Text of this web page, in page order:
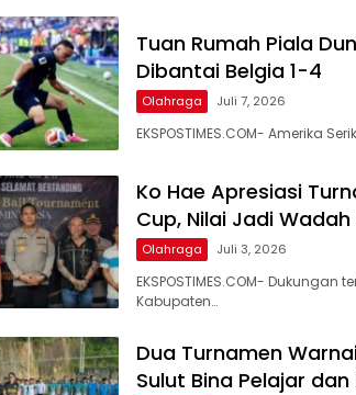
Tuan Rumah Piala
Dibantai Belgia 1-4
Olahraga Juli 7, 2026
EKSPOSTIMES.COM- Amerika
Ko Hae Apresiasi
Cup, Nilai Jadi
Olahraga Juli 3, 2026
EKSPOSTIMES.COM-
Kabupaten…
Dua Turnamen
Sulut Bina Pelajar